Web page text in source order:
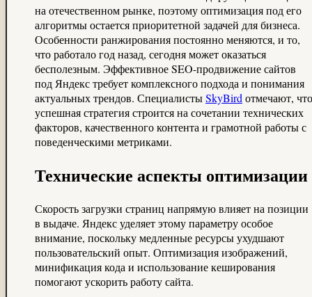
на отечественном рынке, поэтому оптимизация под его
алгоритмы остается приоритетной задачей для бизнеса.
Особенности ранжирования постоянно меняются, и то,
что работало год назад, сегодня может оказаться
бесполезным. Эффективное SEO-продвижение сайтов
под Яндекс требует комплексного подхода и понимания
актуальных трендов. СпециалистыSkyBird отмечают, что
успешная стратегия строится на сочетании технических
факторов, качественного контента и грамотной работы с
поведенческими метриками.
Технические аспекты оптимизации
Скорость загрузки страниц напрямую влияет на позиции
в выдаче. Яндекс уделяет этому параметру особое
внимание, поскольку медленные ресурсы ухудшают
пользовательский опыт. Оптимизация изображений,
минификация кода и использование кеширования
помогают ускорить работу сайта.